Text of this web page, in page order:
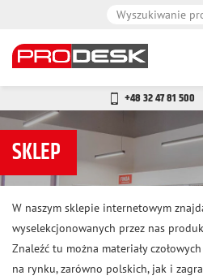
+48 32 47 81 500
SKLEP
W naszym sklepie internetowym
wyselekcjonowanych przez nas
Znaleźć tu można materiały
na rynku, zarówno polskich, jak i